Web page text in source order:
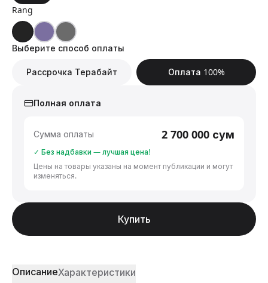
Rang
Выберите способ оплаты
Рассрочка Терабайт Оплата 100%
Полная оплата
Сумма оплаты 2 700 000 сум
✓ Без надбавки — лучшая цена!
Цены на товары указаны на момент публикации и могут
изменяться.
Купить
ОписаниеХарактеристики